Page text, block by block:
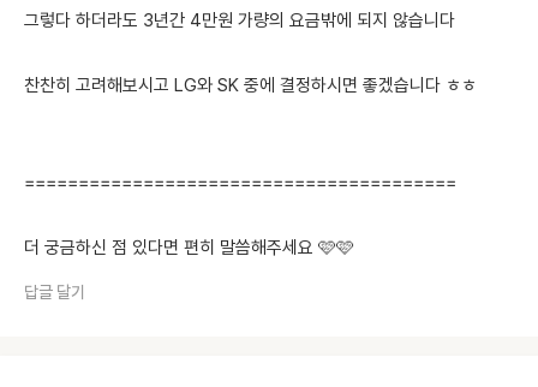
그렇다 하더라도 3년간 4만원 가량의 요금밖에 되지 않습니다
찬찬히 고려해보시고 LG와 SK 중에 결정하시면 좋겠습니다 ㅎㅎ
========================================
더 궁금하신 점 있다면 편히 말씀해주세요 🩷🩷
답글 달기